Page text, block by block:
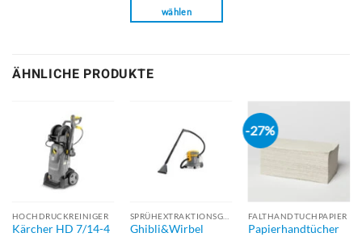
auf.
Produktseite
gewählt
wählen
mehrere
Optionen
können
Produktseite
gewählt
Die
Optionen
können
gewählt
werden
ÄHNLICHE PRODUKTE
HOCHDRUCKREINIGER
Kärcher HD 7/14-4
Ghibli&Wirbel
-27%
FALTHANDTUCHPAPIER
Papierhandtücher